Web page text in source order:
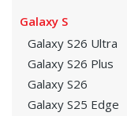
Galaxy S
Galaxy S26 Ultra
Galaxy S26 Plus
Galaxy S26
Galaxy S25 Edge